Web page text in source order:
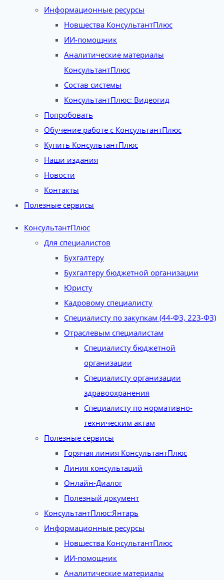
Информационные ресурсы
Новшества КонсультантПлюс
ИИ-помощник
Аналитические материалы
КонсультантПлюс
Состав системы
КонсультантПлюс: Видеогид
Попробовать
Обучение работе с КонсультантПлюс
Купить КонсультантПлюс
Наши издания
Новости
Контакты
Полезные сервисы
КонсультантПлюс
Для специалистов
Бухгалтеру
Бухгалтеру бюджетной организации
Юристу
Кадровому специалисту
Специалисту по закупкам (44-ФЗ, 223-ФЗ)
Отраслевым специалистам
Специалисту бюджетной
организации
Специалисту организации
здравоохранения
Специалисту по нормативно-
техническим актам
Полезные сервисы
Горячая линия КонсультантПлюс
Линия консультаций
Онлайн-Диалог
Полезный документ
КонсультантПлюс:Янтарь
Информационные ресурсы
Новшества КонсультантПлюс
ИИ-помощник
Аналитические материалы